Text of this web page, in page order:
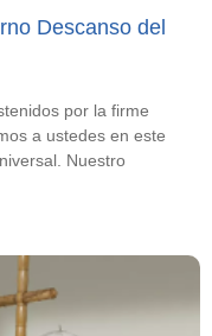
Descanso del
por la firme
a ustedes en este
Nuestro